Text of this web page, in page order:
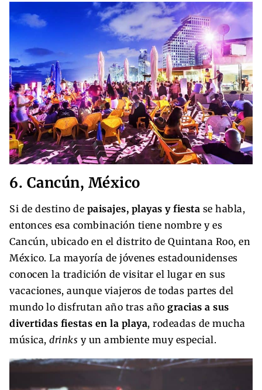
6. Cancún, México
Si de destino de paisajes, playas y fiesta se habla,
entonces esa combinación tiene nombre y es
Cancún, ubicado en el distrito de Quintana Roo, en
México. La mayoría de jóvenes estadounidenses
conocen la tradición de visitar el lugar en sus
vacaciones, aunque viajeros de todas partes del
mundo lo disfrutan año tras año gracias a sus
divertidas fiestas en la playa, rodeadas de mucha
música, drinks y un ambiente muy especial.